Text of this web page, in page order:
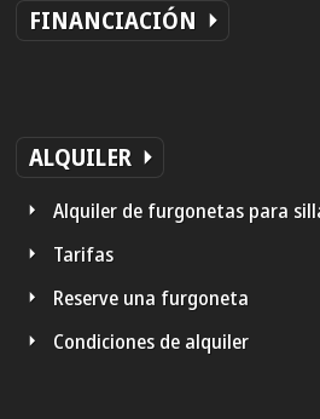
FINANCIACIÓN
ALQUILER
Alquiler de furgonetas para
Tarifas
Reserve una furgoneta
Condiciones de alquiler